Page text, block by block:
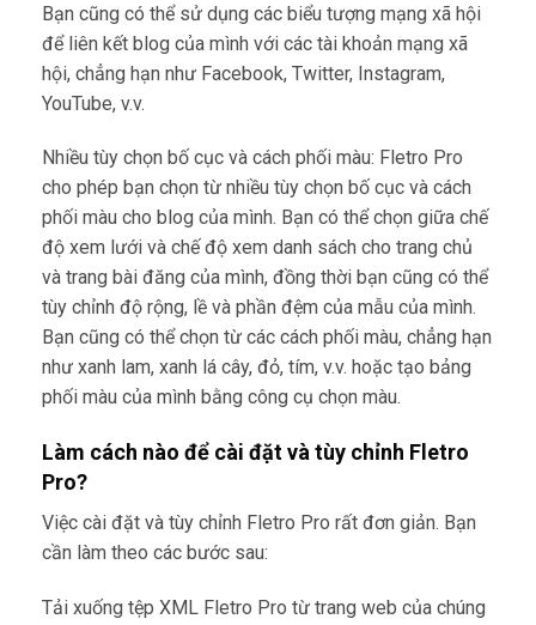
Bạn cũng có thể sử dụng các biểu tượng mạng xã hội
để liên kết blog của mình với các tài khoản mạng xã
hội, chẳng hạn như Facebook, Twitter, Instagram,
YouTube, v.v.
Nhiều tùy chọn bố cục và cách phối màu: Fletro Pro
cho phép bạn chọn từ nhiều tùy chọn bố cục và cách
phối màu cho blog của mình. Bạn có thể chọn giữa chế
độ xem lưới và chế độ xem danh sách cho trang chủ
và trang bài đăng của mình, đồng thời bạn cũng có thể
tùy chỉnh độ rộng, lề và phần đệm của mẫu của mình.
Bạn cũng có thể chọn từ các cách phối màu, chẳng hạn
như xanh lam, xanh lá cây, đỏ, tím, v.v. hoặc tạo bảng
phối màu của mình bằng công cụ chọn màu.
Làm cách nào để cài đặt và tùy chỉnh Fletro
Pro?
Việc cài đặt và tùy chỉnh Fletro Pro rất đơn giản. Bạn
cần làm theo các bước sau:
Tải xuống tệp XML Fletro Pro từ trang web của chúng